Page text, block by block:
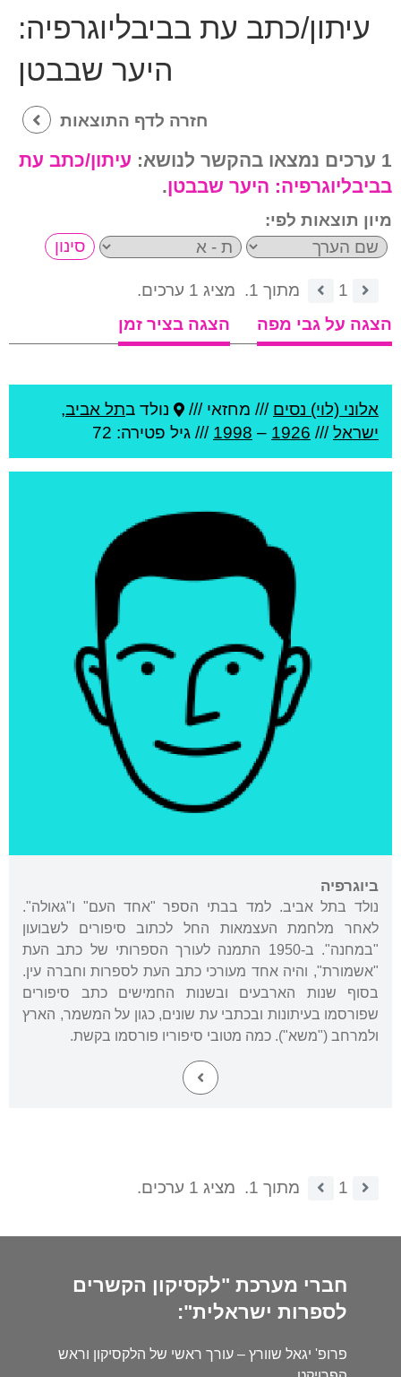
עיתון/כתב עת בביבליוגרפיה:
היער שבבטן
חזרה לדף התוצאות
1 ערכים נמצאו בהקשר לנושא:
עיתון/כתב עת
בביבליוגרפיה: היער שבבטן.
מיון תוצאות לפי:
1 מתוך 1.
מציג 1 ערכים.
הצגה על גבי מפה
הצגה בציר זמן
אלוני (לוי) נסים /// מחזאי /// נולד בתל אביב,
ישראל///
1926
–
1998 /// גיל פטירה: 72
ביוגרפיה
נולד בתל אביב. למד בבתי הספר "אחד העם" ו"גאולה".
לאחר מלחמת העצמאות החל לכתוב סיפורים לשבועון
"במחנה". ב-1950 התמנה לעורך הספרותי של כתב העת
"אשמורת", והיה אחד מעורכי כתב העת לספרות וחברה עין.
בסוף שנות הארבעים ובשנות החמישים כתב סיפורים
שפורסמו בעיתונות ובכתבי עת שונים, כגון על המשמר, הארץ
ולמרחב ("משא"). כמה מטובי סיפוריו פורסמו בקשת.
1 מתוך 1. מציג 1 ערכים.
חברי מערכת "לקסיקון הקשרים
לספרות ישראלית":
פרופ' יגאל שוורץ – עורך ראשי של הלקסיקון וראש